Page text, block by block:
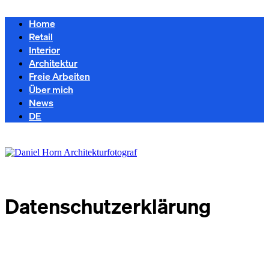
Home
Retail
Interior
Architektur
Freie Arbeiten
Über mich
News
DE
Datenschutz­erklärung